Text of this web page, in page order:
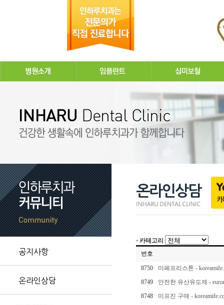
공지사항
온라인상담
온라인상담
카테고리
번호
8750
미페프리스톤 -
8749
안전한 유산유도제 -
8748
미프진 구매 -